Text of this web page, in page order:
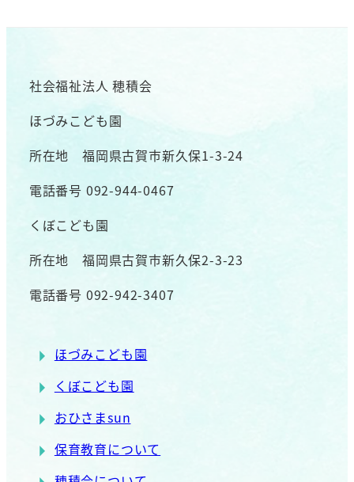
社会福祉法人 穂積会
ほづみこども園
所在地 福岡県古賀市新久保1-3-24
電話番号 092-944-0467
くぼこども園
所在地 福岡県古賀市新久保2-3-23
電話番号 092-942-3407
ほづみこども園
くぼこども園
おひさまsun
保育教育について